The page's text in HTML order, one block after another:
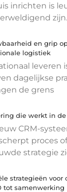
inrichten is
en grip
logistiek
leveren
dagelijkse
de grens
die werkt in
CRM-
proces
strategie
strategieën voor
tot samenwerking